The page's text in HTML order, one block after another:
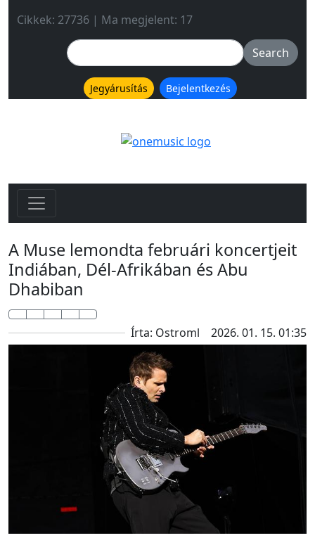
Cikkek: 27736 | Ma megjelent: 17
Jegyárusítás Bejelentkezés
A Muse lemondta februári koncertjeit
Indiában, Dél-Afrikában és Abu
Dhabiban
Írta: Ostroml 2026. 01. 15. 01:35